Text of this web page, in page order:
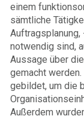
einem
sämtliche
notwendig sind,
Aussage über
gemacht
gebildet, um die
Außerdem